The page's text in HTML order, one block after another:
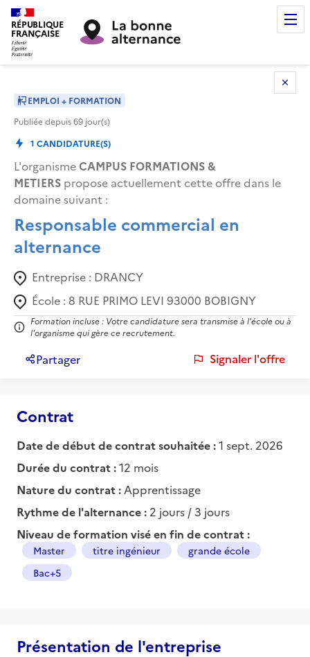
RÉPUBLIQUE
FRANÇAISE
EMPLOI + FORMATION
Publiée depuis69 jour(s)
1 CANDIDATURE(S)
L'organismeCAMPUS FORMATIONS &
METIERS propose actuellement cette offre dans le
domaine suivant :
Responsable commercial en
alternance
Entreprise : DRANCY
École : 8 RUE PRIMO LEVI 93000 BOBIGNY
Formation incluse : Votre candidature sera transmise à l'école ou à
l'organisme qui gère ce recrutement.
Partager Signaler l'offre
Contrat
Date de début de contrat souhaitée :1 sept. 2026
Durée du contrat :12 mois
Nature du contrat : Apprentissage
Rythme de l'alternance : 2 jours / 3 jours
Niveau de formation visé en fin de contrat :
Master titre ingénieur
grande école
Bac+5
Présentation de l'entreprise